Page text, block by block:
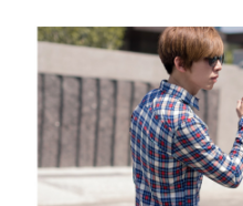
權轉讓予恩沛科技股份有限公司。
２．關於個人資料處理事宜，請瀏
https://aftee.tw/terms/#terms3
３．未成年的使用者請事先徵得法
「AFTEE先享後付」，若未經同意
４．使用「AFTEE先享後付」時，
時審查核予不同之上限額度；若仍
請求用戶進行身份認證。